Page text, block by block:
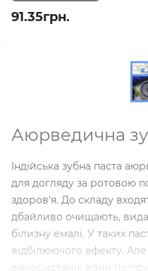
91.35грн.
Аюрведична
Індійська зубна паста
для догляду за ротовою
здоров'я. До складу
дбайливо очищають,
білизну емалі. У таких
відбілюючого ефекту.
використанні вони